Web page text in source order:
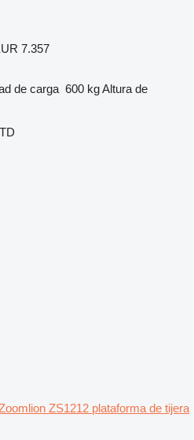
7.357
de carga 600 kgAltura de
ZS1212 plataforma de tijera